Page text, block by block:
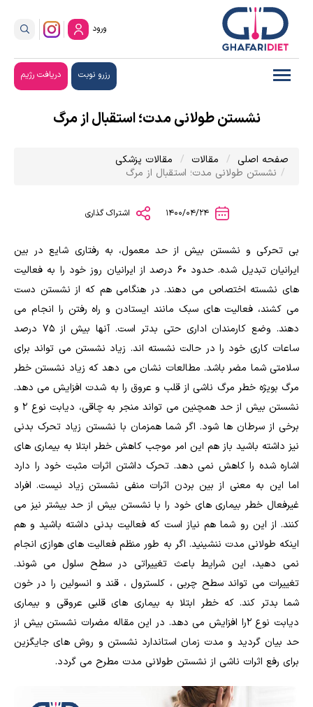
ورود
رزرو نوبت دریافت رژیم
نشستن طولانی مدت؛ استقبال از مرگ
صفحه اصلی مقالات
مقالات پزشکی
نشستن طولانی مدت؛ استقبال از مرگ
1400/04/24 اشتراک گذاری
بی تحرکی و نشستن بیش از حد معمول، به رفتاری شایع در بین
ایرانیان تبدیل شده. حدود 60 درصد از ایرانیان روز خود را به فعالیت
های نشسته اختصاص می دهند. در هنگامی هم که از نشستن دست
می کشند، فعالیت های سبک مانند ایستادن و راه رفتن را انجام می
دهند. وضع کارمندان اداری حتی بدتر است. آنها بیش از 75 درصد
ساعات کاری خود را در حالت نشسته اند. زیاد نشستن می تواند برای
سلامتی شما مضر باشد. مطالعات نشان می دهد که زیاد نشستن خطر
مرگ بویژه خطر مرگ ناشی از قلب و عروق را به شدت افزایش می دهد.
نشستن بیش از حد همچنین می تواند منجر به چاقی، دیابت نوع 2 و
برخی از سرطان ها شود. اگر شما همزمان با نشستن زیاد تحرک بدنی
نیز داشته باشید باز هم این امر موجب کاهش خطر ابتلا به بیماری های
اشاره شده را کاهش نمی دهد. تحرک داشتن اثرات مثبت خود را دارد
اما این به معنی از بین بردن اثرات منفی نشستن زیاد نیست. افراد
غیرفعال خطر بیماری های خود را با نشستن بیش از حد بیشتر نیز می
کنند. از این رو شما هم نیاز است که فعالیت بدنی داشته باشید و هم
اینکه طولانی مدت ننشینید. اگر به طور منظم فعالیت های هوازی انجام
نمی دهید، این شرایط باعث تغییراتی در سطح سلول می شوند.
تغییرات می تواند سطح چربی ، کلسترول ، قند و انسولین را در خون
شما بدتر کند. که خطر ابتلا به بیماری های قلبی عروقی و بیماری
دیابت نوع 2را افزایش می دهد. در این مقاله مضرات نشستن بیش از
حد بیان گردید و مدت زمان استاندارد نشستن و روش های جایگزین
برای رفع اثرات ناشی از نشستن طولانی مدت مطرح می گردد.